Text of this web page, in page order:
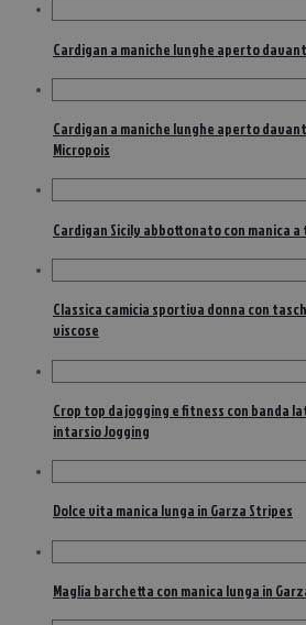
Cardigan a maniche lunghe aperto
Cardigan a maniche lunghe aperto
Micropois
Cardigan Sicily abbottonato con manica
Classica camicia sportiva donna con
viscose
Crop top da jogging e fitness con banda
intarsio Jogging
Dolce vita manica lunga in Garza Stripes
Maglia barchetta con manica lunga in